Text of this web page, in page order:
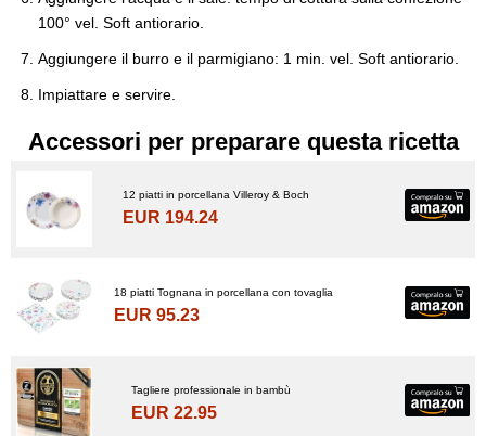
100° vel. Soft antiorario.
Aggiungere il burro e il parmigiano: 1 min. vel. Soft antiorario.
Impiattare e servire.
Accessori per preparare questa ricetta
12 piatti in porcellana Villeroy & Boch
EUR 194.24
18 piatti Tognana in porcellana con tovaglia
EUR 95.23
Tagliere professionale in bambù
EUR 22.95